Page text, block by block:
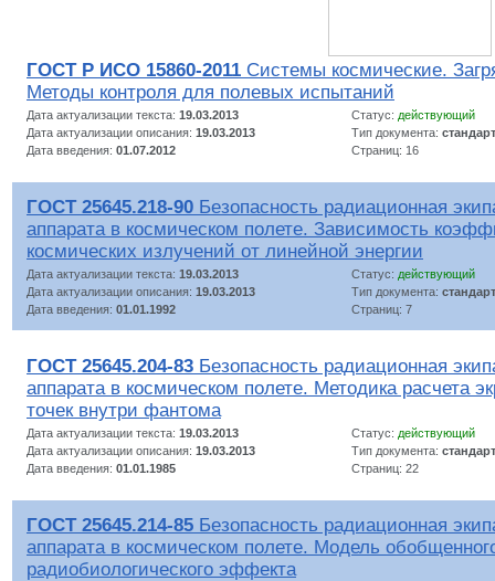
ГОСТ Р ИСО 15860-2011 Cистемы космические.
Методы контроля для полевых испытаний
Дата актуализации текста: 19.03.2013 Статус: действующий
Дата актуализации описания: 19.03.2013 Тип документа: стандарт
Дата введения: 01.07.2012 Страниц: 16
ГОСТ 25645.218-90 Безопасность радиационная
аппарата в космическом полете. Зависимость
космических излучений от линейной энергии
Дата актуализации текста: 19.03.2013 Статус: действующий
Дата актуализации описания: 19.03.2013 Тип документа: стандарт
Дата введения: 01.01.1992 Страниц: 7
ГОСТ 25645.204-83 Безопасность радиационная
аппарата в космическом полете. Методика расчета
точек внутри фантома
Дата актуализации текста: 19.03.2013 Статус: действующий
Дата актуализации описания: 19.03.2013 Тип документа: стандарт
Дата введения: 01.01.1985 Страниц: 22
ГОСТ 25645.214-85 Безопасность радиационная
аппарата в космическом полете. Модель
радиобиологического эффекта